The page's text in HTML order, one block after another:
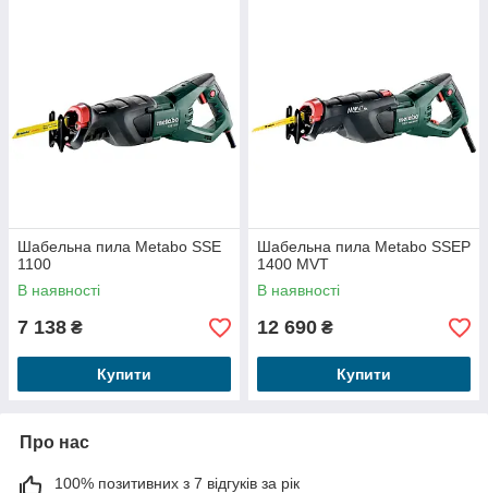
Шабельна пила Metabo SSE
1100
В наявності
7 138 ₴
Купити
Шабельна пила Metabo SSEP
1400 MVT
В наявності
12 690 ₴
Купити
Про нас
100% позитивних з 7 відгуків за рік